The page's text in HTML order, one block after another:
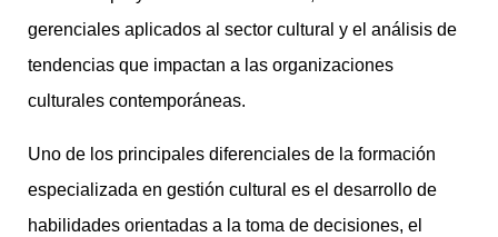
gerenciales aplicados al sector cultural y el análisis de
tendencias que impactan a las organizaciones
culturales contemporáneas.
Uno de los principales diferenciales de la formación
especializada en gestión cultural es el desarrollo de
habilidades orientadas a la toma de decisiones, el